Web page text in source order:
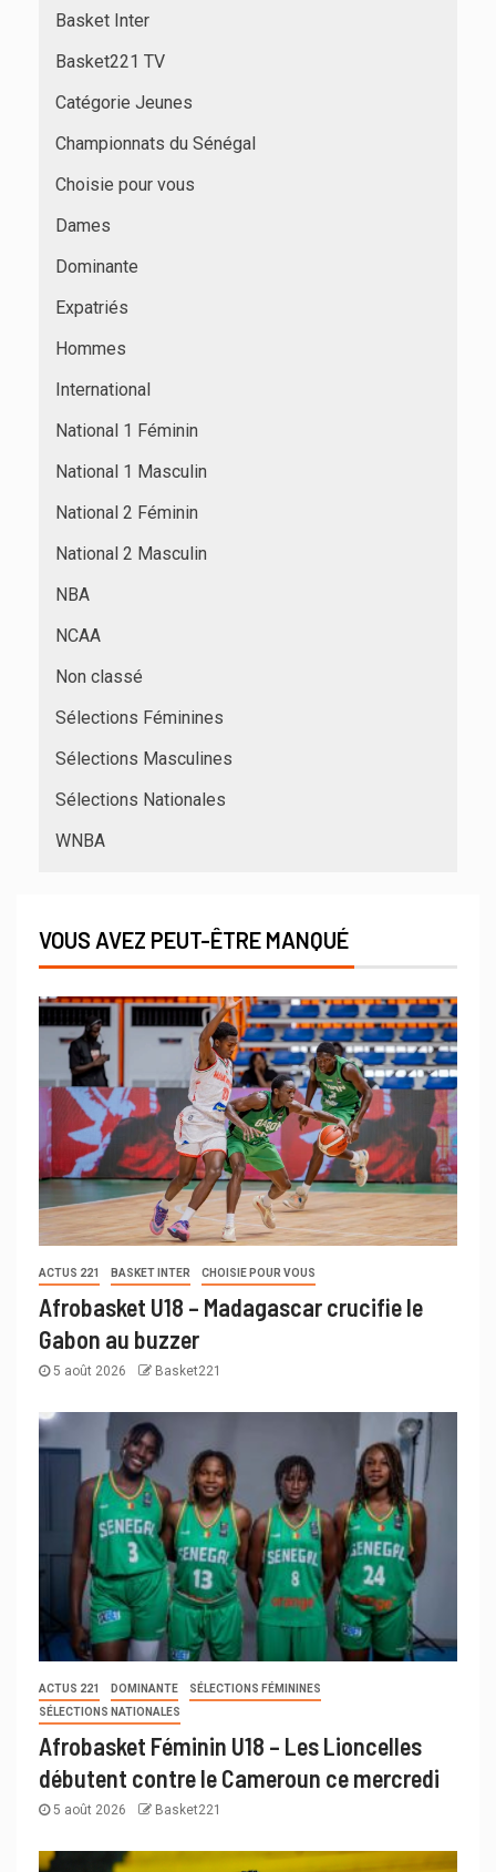
Basket Inter
Basket221 TV
Catégorie Jeunes
Championnats du Sénégal
Choisie pour vous
Dames
Dominante
Expatriés
Hommes
International
National 1 Féminin
National 1 Masculin
National 2 Féminin
National 2 Masculin
NBA
NCAA
Non classé
Sélections Féminines
Sélections Masculines
Sélections Nationales
WNBA
VOUS AVEZ PEUT-ÊTRE MANQUÉ
ACTUS 221 BASKET INTER CHOISIE POUR VOUS
Afrobasket U18 – Madagascar crucifie le
Gabon au buzzer
5 août 2026 Basket221
ACTUS 221 DOMINANTE
SÉLECTIONS FÉMININES
SÉLECTIONS NATIONALES
Afrobasket Féminin U18 – Les Lioncelles
débutent contre le Cameroun ce mercredi
5 août 2026 Basket221